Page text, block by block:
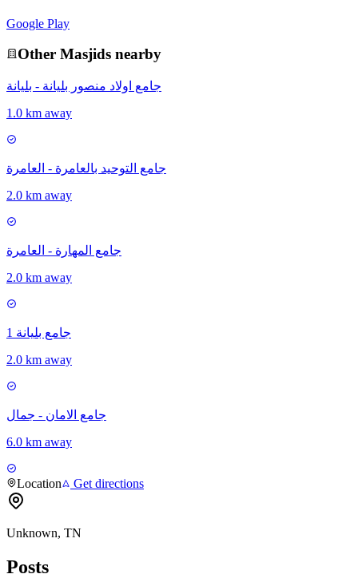
Google Play
Other Masjids nearby
جامع اولاد منصور بليانة - بليانة
1.0 km away
جامع التوحيد بالعامرة - العامرة
2.0 km away
جامع المهارة - العامرة
2.0 km away
جامع بليانة 1
2.0 km away
جامع الامان - جمال
6.0 km away
Location Get directions
Unknown, TN
Posts